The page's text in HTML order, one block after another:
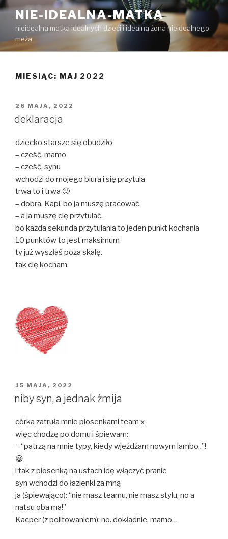
Przejdź
treści
NIE-IDEALNA-MATKA
nieidealna matka idealnych dzieci i idealna żona nieidealnego
meża
MIESIĄC: MAJ 2022
OPUBLIKOWANE
W
26 MAJA, 2022
deklaracja
dziecko starsze się obudziło
– cześć, mamo
– cześć, synu
wchodzi do mojego biura i się przytula
trwa to i trwa 🙂
– dobra, Kapi, bo ja muszę pracować
– a ja muszę cię przytulać.
bo każda sekunda przytulania to jeden punkt kochania
10 punktów to jest maksimum
ty już wyszłaś poza skalę.
tak cię kocham.
OPUBLIKOWANE
W
15 MAJA, 2022
niby syn, a jednak żmija
córka zatruła mnie piosenkami team x
więc chodzę po domu i śpiewam:
– “patrzą na mnie typy, kiedy wjeżdżam nowym lambo..”!
😀
i tak z piosenką na ustach idę włączyć pranie
syn wchodzi do łazienki za mną
ja (śpiewająco): “nie masz teamu, nie masz stylu, no a
natsu oba ma!”
Kacper (z politowaniem): no. dokładnie, mamo…